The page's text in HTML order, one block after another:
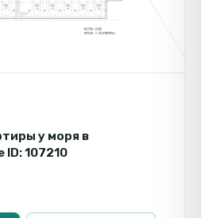
у моря в
ID: 107210